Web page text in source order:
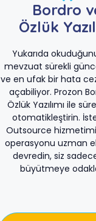
Bordro
Özlük
Yukarıda
mevzuat sürekli
ve en ufak bir hata
açabiliyor. Prozon
Özlük Yazılımı ile
otomatikleştirin.
Outsource
operasyonu uzman
devredin, siz
büyütmeye